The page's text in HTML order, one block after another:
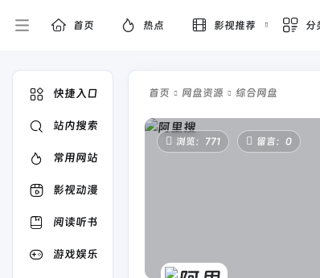
首页 热点 影视推荐 分
快捷入口
站内搜索
常用网站
影视动漫
阅读听书
游戏娱乐
首页 网盘资源 综合网盘
浏览：771 留言：0